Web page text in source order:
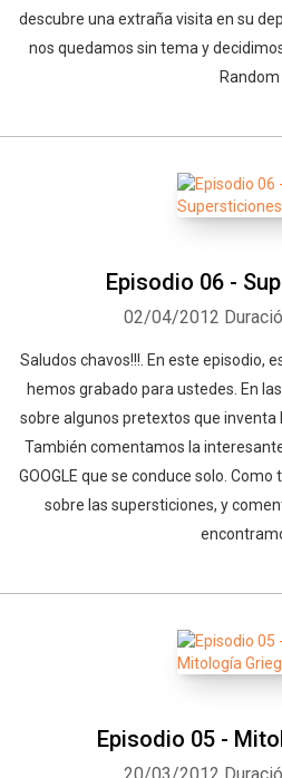
descubre una extraña visita en su
nos quedamos sin tema y
Random
Episodio 06 -
02/04/2012
Saludos chavos!!!. En este episodio,
hemos grabado para ustedes. En
sobre algunos pretextos que inventa
También comentamos la
GOOGLE que se conduce solo.
sobre las supersticiones, y
Episodio 05 -